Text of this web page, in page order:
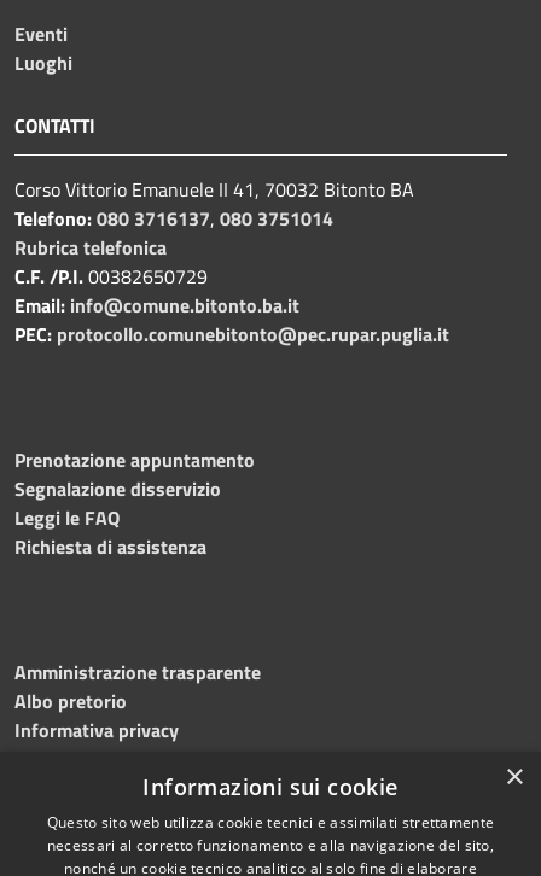
Eventi
Luoghi
CONTATTI
Corso Vittorio Emanuele II 41, 70032 Bitonto BA
Telefono:080 3716137, 080 3751014
Rubrica telefonica
C.F. /P.I.00382650729
Email: info@comune.bitonto.ba.it
PEC: protocollo.comunebitonto@pec.rupar.puglia.it
Prenotazione appuntamento
Segnalazione disservizio
Leggi le FAQ
Richiesta di assistenza
Amministrazione trasparente
Albo pretorio
Informativa privacy
Dichiarazione di accessibilità Meccanismo di feedback ×
Informazioni sui cookie
Questo sito web utilizza cookie tecnici e assimilati strettamente
necessari al corretto funzionamento e alla navigazione del sito,
nonché un cookie tecnico analitico al solo fine di elaborare